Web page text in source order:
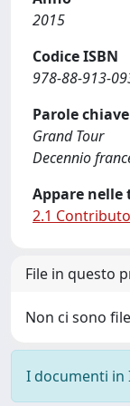
2015
Codice ISBN
978-88-913-
Parole chiave
Grand Tour
Decennio
Appare nelle
2.1
File in questo
Non ci sono
I documenti in